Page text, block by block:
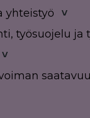
yhteistyö ˅
työsuojelu ja
˅